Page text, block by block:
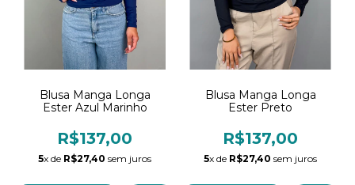
Blusa Manga Longa
Ester Azul Marinho
R$137,00
5x de R$27,40 sem juros
Blusa Manga Longa
Ester Preto
R$137,00
5x de R$27,40 sem juros